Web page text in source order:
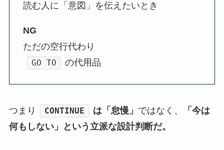
読む人に「意図」を伝えたいとき
NG
ただの空行代わり
GO TO の代用品
つまり CONTINUE は「怠慢」 ではなく、
「今は
何もしない」という立派な設計判断だ。